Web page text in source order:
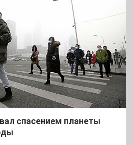
спасением планеты